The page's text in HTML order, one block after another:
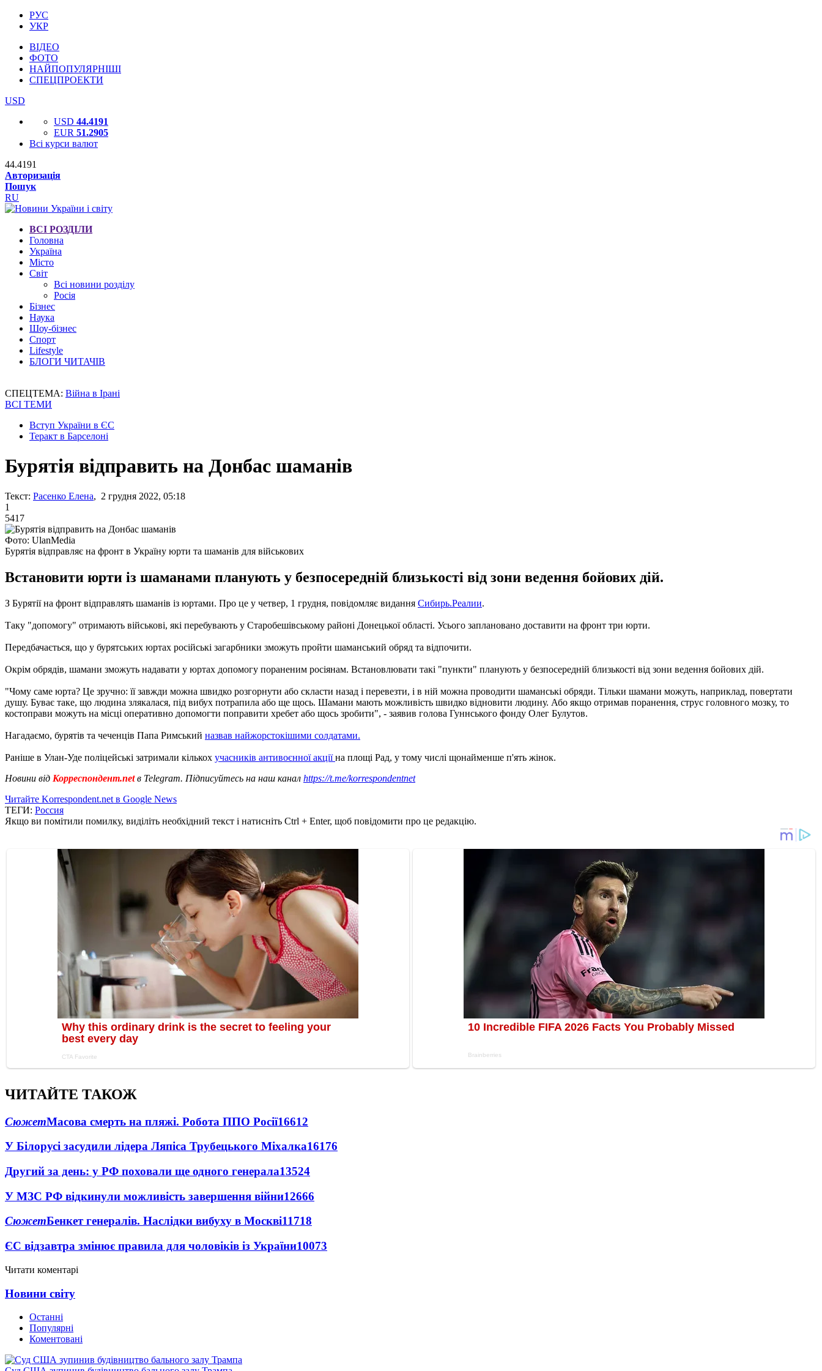
РУС
УКР
ВІДЕО
ФОТО
НАЙПОПУЛЯРНІШІ
СПЕЦПРОЕКТИ
USD
USD 44.4191
EUR 51.2905
Всі курси валют
44.4191
Авторизація
Пошук
RU
ВСІ РОЗДІЛИ
Головна
Україна
Місто
Світ
Всі новини розділу
Росія
Бізнес
Наука
Шоу-бізнес
Спорт
Lifestyle
БЛОГИ ЧИТАЧІВ
СПЕЦТЕМА: Війна в Ірані
ВСІ ТЕМИ
Вступ України в ЄС
Теракт в Барселоні
Бурятія відправить на Донбас шаманів
Текст: Расенко Елена, 2 грудня 2022, 05:18
1
5417
Фото: UlanMedia
Бурятія відправляє на фронт в Україну юрти та шаманів для військових
Встановити юрти із шаманами планують у безпосередній близькості від зони ведення бойових дій.
З Бурятії на фронт відправлять шаманів із юртами. Про це у четвер, 1 грудня, повідомляє видання Сибирь.Реалии.
Таку "допомогу" отримають військові, які перебувають у Старобешівському районі Донецької області. Усього заплановано доставити на фронт три юрти.
Передбачається, що у бурятських юртах російські загарбники зможуть пройти шаманський обряд та відпочити.
Окрім обрядів, шамани зможуть надавати у юртах допомогу пораненим росіянам. Встановлювати такі "пункти" планують у безпосередній близькості від зони ведення бойових дій.
"Чому саме юрта? Це зручно: її завжди можна швидко розгорнути або скласти назад і перевезти, і в ній можна проводити шаманські обряди. Тільки шамани можуть, наприклад, повертати
душу. Буває таке, що людина злякалася, під вибух потрапила або ще щось. Шамани мають можливість швидко відновити людину. Або якщо отримав поранення, струс головного мозку, то
костоправи можуть на місці оперативно допомогти поправити хребет або щось зробити", - заявив голова Гуннського фонду Олег Булутов.
Нагадаємо, бурятів та чеченців Папа Римський назвав найжорстокішими солдатами.
Раніше в Улан-Уде поліцейські затримали кількох учасників антивоєнної акціїна площі Рад, у тому числі щонайменше п'ять жінок.
Новини від Корреспондент.netв Telegram. Підписуйтесь на наш канал https://t.me/korrespondentnet
Читайте Korrespondent.net в Google News
ТЕГИ: Россия
Якщо ви помітили помилку, виділіть необхідний текст і натисніть Ctrl + Enter, щоб повідомити про це редакцію.
ЧИТАЙТЕ ТАКОЖ
СюжетМасова смерть на пляжі. Робота ППО Росії16612
У Білорусі засудили лідера Ляпіса Трубецького Міхалка16176
Другий за день: у РФ поховали ще одного генерала13524
У МЗС РФ відкинули можливість завершення війни12666
СюжетБенкет генералів. Наслідки вибуху в Москві11718
ЄС відзавтра змінює правила для чоловіків із України10073
Читати коментарі
Новини світу
Останні
Популярні
Коментовані